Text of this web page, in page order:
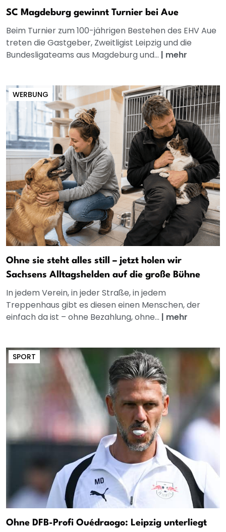
SC Magdeburg gewinnt Turnier bei Aue
Beim Turnier zum 100-jährigen Bestehen des EHV Aue
treten die Gastgeber, Zweitligist Leipzig und die
Bundesligateams aus Magdeburg und... | mehr
WERBUNG
Ohne sie steht alles still – jetzt holen wir
Sachsens Alltagshelden auf die große Bühne
In jedem Verein, in jeder Straße, in jedem
Treppenhaus gibt es diesen einen Menschen, der
einfach da ist – ohne Bezahlung, ohne... | mehr
SPORT
Ohne DFB-Profi Ouédraogo: Leipzig unterliegt